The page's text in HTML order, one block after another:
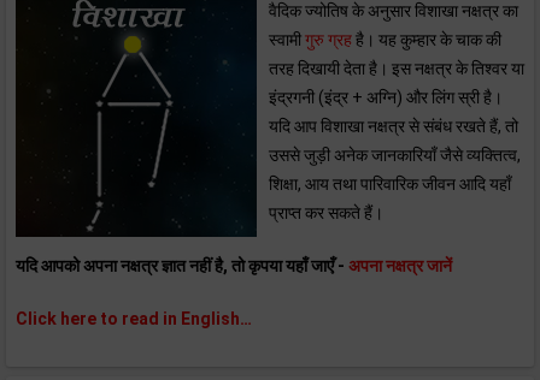
वैदिक ज्योतिष के अनुसार विशाखा नक्षत्र का
स्वामीगुरु ग्रहहै। यह कुम्हार के चाक की
तरह दिखायी देता है। इस नक्षत्र के तिश्वर या
इंद्रगनी (इंद्र + अग्नि) और लिंग स्री है।
यदि आप विशाखा नक्षत्र से संबंध रखते हैं, तो
उससे जुड़ी अनेक जानकारियाँ जैसे व्यक्तित्व,
शिक्षा, आय तथा पारिवारिक जीवन आदि यहाँ
प्राप्त कर सकते हैं।
यदि आपको अपना नक्षत्र ज्ञात नहीं है, तो कृपया यहाँ जाएँ - अपना नक्षत्र जानें
Click here to read in English…